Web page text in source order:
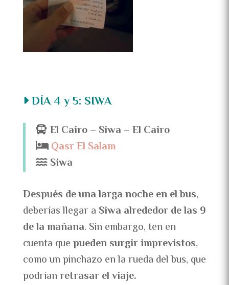
DÍA 4 y 5: SIWA
El Cairo – Siwa – El Cairo
Qasr El Salam
Siwa
Después de una larga noche en el bus,
deberías llegar a Siwa alrededor de las 9
de la mañana. Sin embargo, ten en
cuenta quepueden surgir imprevistos,
como un pinchazo en la rueda del bus, que
podríanretrasar el viaje.